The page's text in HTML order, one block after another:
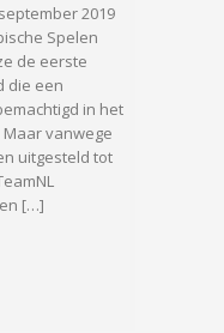
2019
Spelen
de eerste
die een
in het
vanwege
uitgesteld tot
[…]